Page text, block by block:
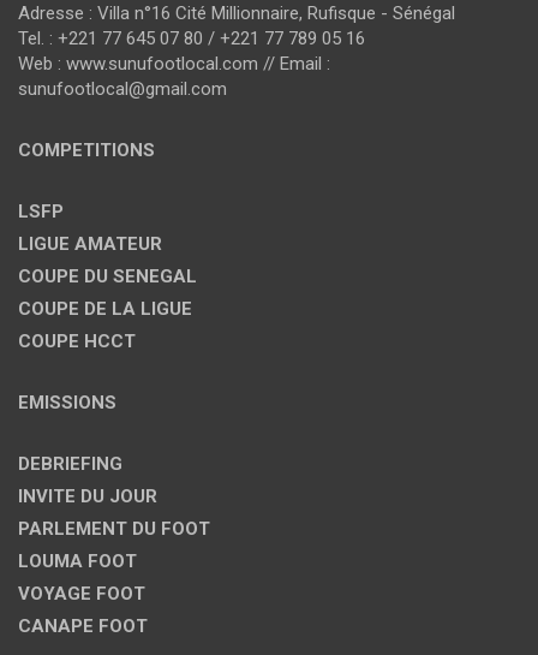
Adresse : Villa n°16 Cité Millionnaire, Rufisque - Sénégal
Tel. : +221 77 645 07 80 / +221 77 789 05 16
Web : www.sunufootlocal.com // Email :
sunufootlocal@gmail.com
COMPETITIONS
LSFP
LIGUE AMATEUR
COUPE DU SENEGAL
COUPE DE LA LIGUE
COUPE HCCT
EMISSIONS
DEBRIEFING
INVITE DU JOUR
PARLEMENT DU FOOT
LOUMA FOOT
VOYAGE FOOT
CANAPE FOOT